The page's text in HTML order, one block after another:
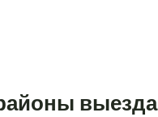
выезда